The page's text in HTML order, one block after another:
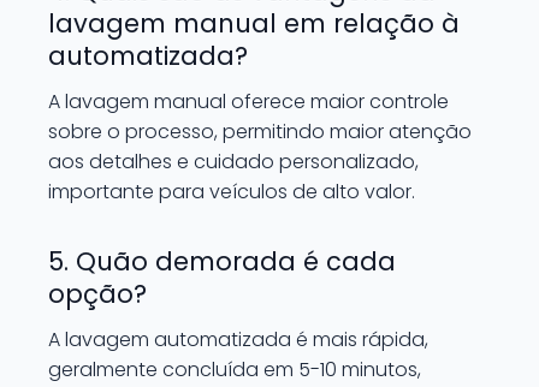
lavagem manual em relação à
automatizada?
A lavagem manual oferece maior controle
sobre o processo, permitindo maior atenção
aos detalhes e cuidado personalizado,
importante para veículos de alto valor.
5. Quão demorada é cada
opção?
A lavagem automatizada é mais rápida,
geralmente concluída em 5-10 minutos,